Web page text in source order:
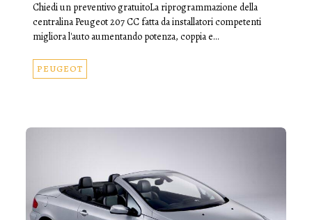
Chiedi un preventivo gratuitoLa riprogrammazione della
centralina Peugeot 207 CC fatta da installatori competenti
migliora l'auto aumentando potenza, coppia e…
PEUGEOT